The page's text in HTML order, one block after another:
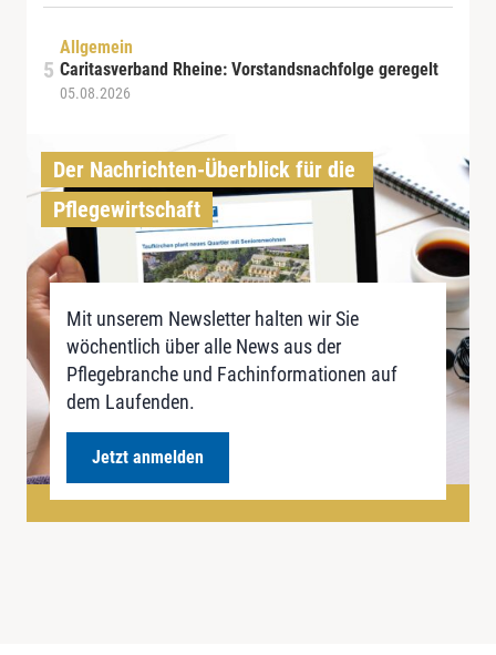
Allgemein
Caritasverband Rheine: Vorstandsnachfolge geregelt
05.08.2026
Der Nachrichten-Überblick für die
Pflegewirtschaft
Mit unserem Newsletter halten wir Sie
wöchentlich über alle News aus der
Pflegebranche und Fachinformationen auf
dem Laufenden.
Jetzt anmelden